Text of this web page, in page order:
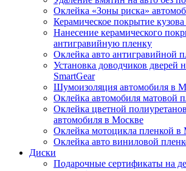
Оклейка «Зоны риска»
Керамическое покрытие
Нанесение керамического
антигравийную пленку
Оклейка авто антигравийной
Установка доводчиков дверей
SmartGear
Шумоизоляция автомобиля в
Оклейка автомобиля матовой
Оклейка цветной
автомобиля в Москве
Оклейка мотоцикла пленкой в
Оклейка авто виниловой
Диски
Подарочные сертификаты на